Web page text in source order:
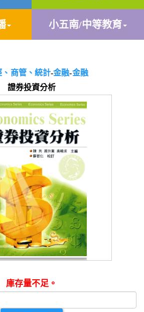
小五南/中等教育
、商管、統計-金融-金融
證券投資分析
庫存量不足。